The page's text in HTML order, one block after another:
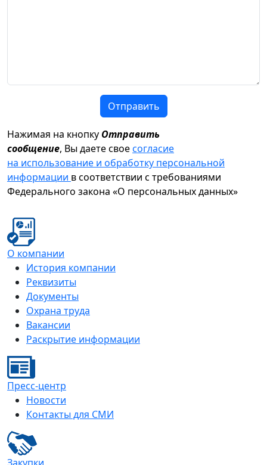
Отправить
Нажимая на кнопку Отправить
сообщение, Вы даете своесогласие
на использование и обработку персональной
информации в соответствии с требованиями
Федерального закона «О персональных данных»
О компании
История компании
Реквизиты
Документы
Охрана труда
Вакансии
Раскрытие информации
Пресс-центр
Новости
Контакты для СМИ